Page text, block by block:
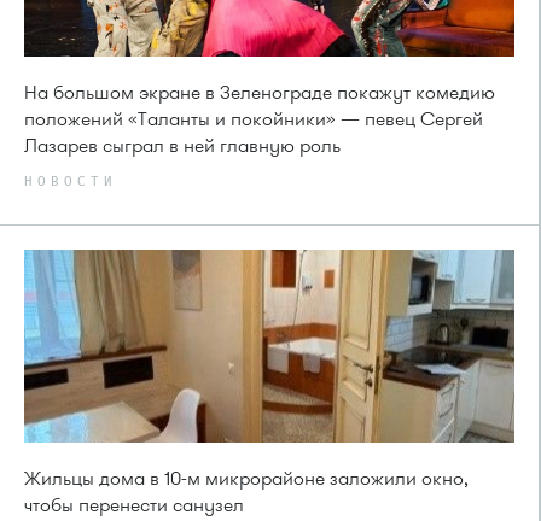
На большом экране в Зеленограде покажут комедию
положений «Таланты и покойники» — певец Сергей
Лазарев сыграл в ней главную роль
НОВОСТИ
Жильцы дома в 10-м микрорайоне заложили окно,
чтобы перенести санузел